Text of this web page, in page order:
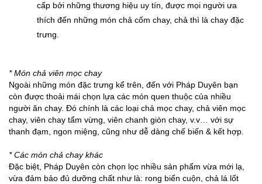
cấp bởi những thương hiệu uy tín, được mọi người ưa
thích đến những món chả cốm chay, chả thì là chay đặc
trưng.
* Món chả viên mọc chay
Ngoài những món đặc trưng kể trên, đến với Pháp Duyên bạn
còn được thoải mái chọn lựa các món quen thuộc của nhiều
người ăn chay. Đó chính là các loại chả mọc chay, chả viên mọc
chay, viên chay tẩm vừng, viên chanh giòn chay, v.v… với sự
thanh đạm, ngon miệng, cũng như dễ dàng chế biến & kết hợp.
* Các món chả chay khác
Đặc biệt, Pháp Duyên còn chọn lọc nhiều sản phẩm vừa mới lạ,
vừa đảm bảo đủ dưỡng chất như là: rong biển cuộn, chả lá lốt